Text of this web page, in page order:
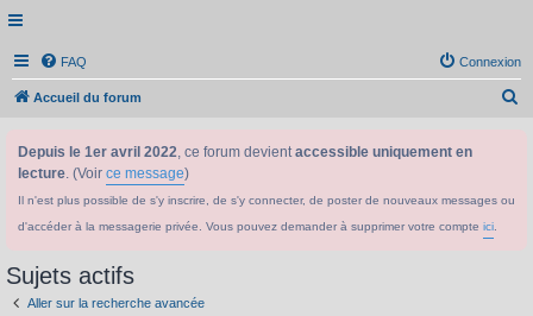
FAQ Connexion
Accueil du forum
Depuis le 1er avril 2022, ce forum devientaccessible uniquement en
lecture. (Voir ce message)
Il n'est plus possible de s'y inscrire, de s'y connecter, de poster de nouveaux messages ou
d'accéder à la messagerie privée. Vous pouvez demander à supprimer votre compte ici
Sujets actifs
Aller sur la recherche avancée